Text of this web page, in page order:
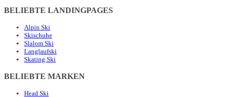
BELIEBTE LANDINGPAGES
Alpin Ski
Skischuhe
Slalom Ski
Langlaufski
Skating Ski
BELIEBTE MARKEN
Head Ski